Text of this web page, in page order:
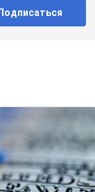
Подписаться